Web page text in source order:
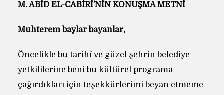
M. ABİD EL-CABİRİ’NİN KONUŞMA METNİ
Muhterem baylar bayanlar,
Öncelikle bu tarihî ve güzel şehrin belediye
yetkililerine beni bu kültürel programa
çağırdıkları için teşekkürlerimi beyan etmeme